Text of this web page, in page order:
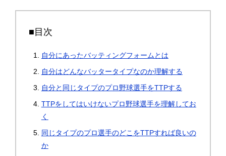
■目次
自分にあったバッティングフォームとは
自分はどんなバッタータイプなのか理解する
自分と同じタイプのプロ野球選手をTTPする
TTPをしてはいけないプロ野球選手を理解してお
く
同じタイプのプロ選手のどこをTTPすれば良いの
か